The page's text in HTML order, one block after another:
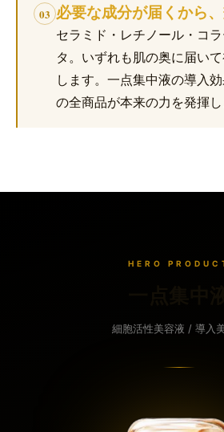
03 必要な成分が届くから、
セラミド・レチノール・コ
タ。いずれも肌の奥に届い
します。一点集中液の導入
の全商品が本来の力を発揮し
HERO
細胞活性美容液 / 導入